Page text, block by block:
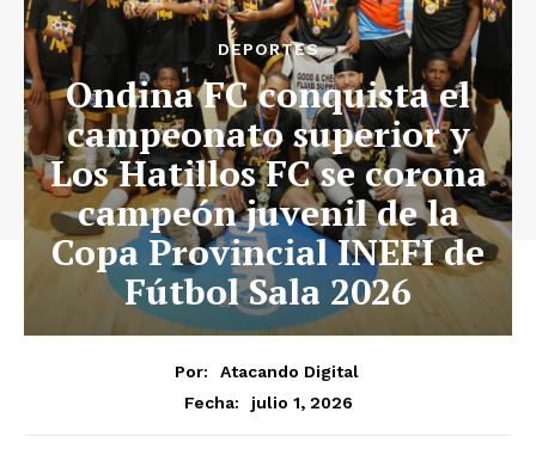
DEPORTES
Ondina FC conquista el
campeonato superior y
Los Hatillos FC se corona
campeón juvenil de la
Copa Provincial INEFI de
Fútbol Sala 2026
Por:
Atacando Digital
Fecha:
julio 1, 2026